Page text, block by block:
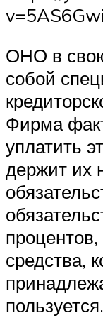
ОНО в
собой
Фирма
уплатить
держит их
средства,
пользуется.